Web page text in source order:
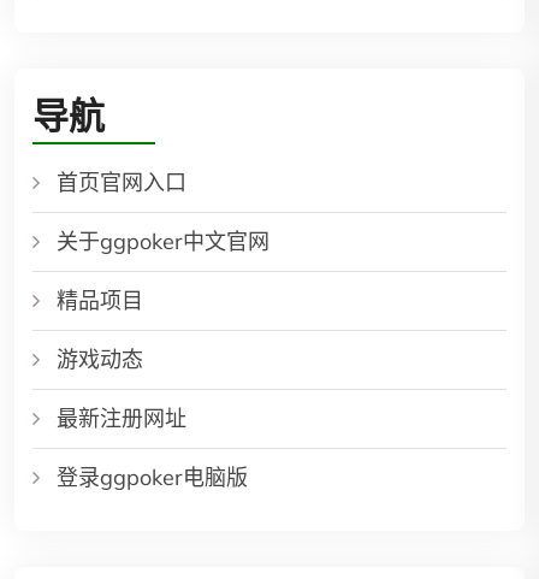
导航
首页官网入口
关于ggpoker中文官网
精品项目
游戏动态
最新注册网址
登录ggpoker电脑版